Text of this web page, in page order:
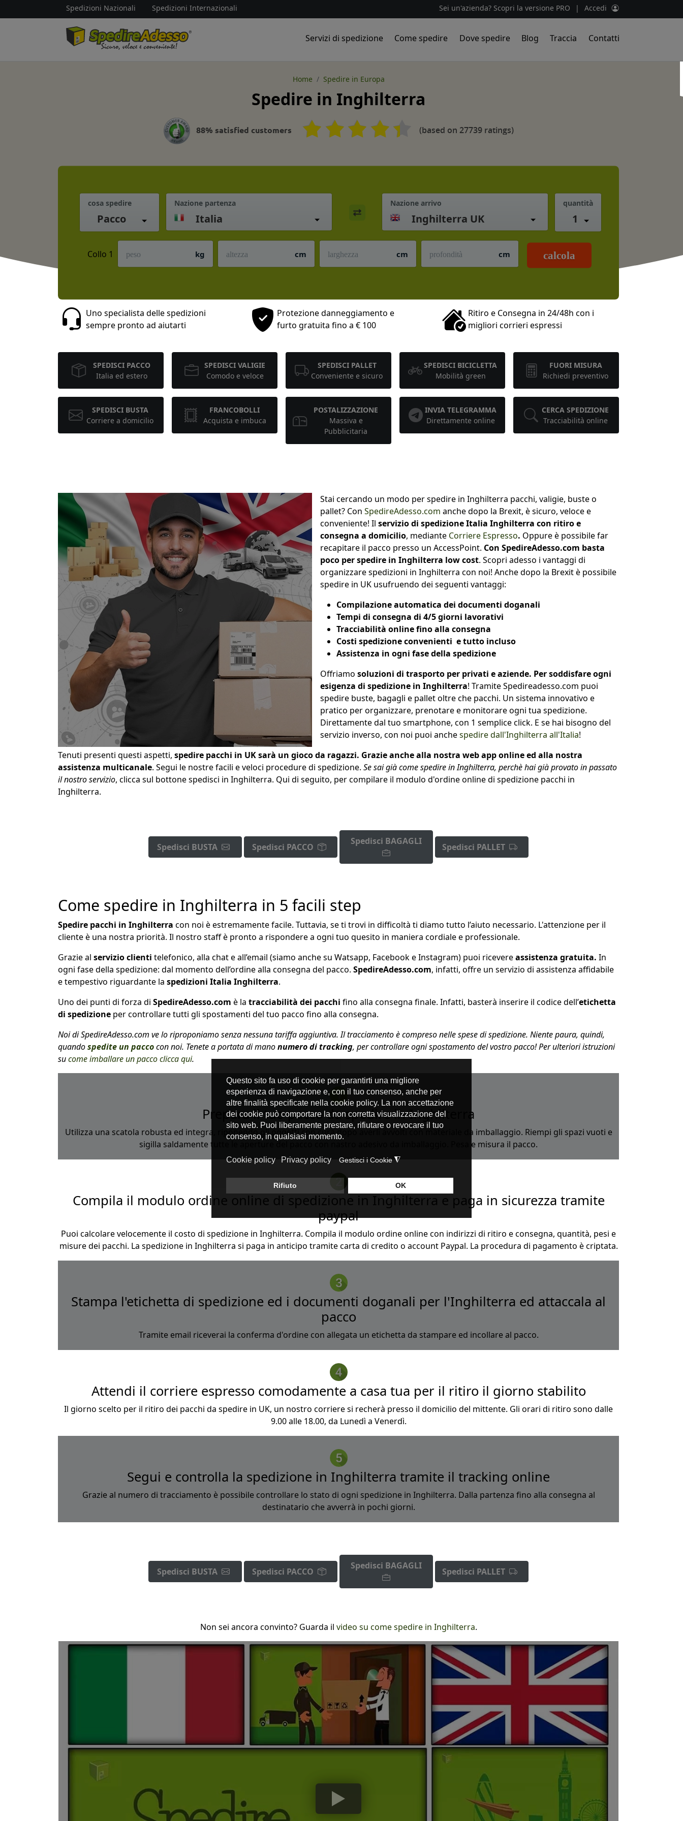
Spedizioni Nazionali Spedizioni Internazionali Sei un'azienda? Scopri la versione PRO | Accedi
Servizi di spedizione Come spedire Dove spedire Blog Traccia Contatti
Home Spedire in Europa
Spedire in Inghilterra
88% satisfied customers (based on 27739 ratings)
cosa spedire
Pacco
Nazione partenza Nazione arrivo quantità
1
Collo 1 kg cm cm cm calcola
Uno specialista delle spedizioni
sempre pronto ad aiutarti
Protezione danneggiamento e
furto gratuita fino a € 100
Ritiro e Consegna in 24/48h con i
migliori corrieri espressi
SPEDISCI PACCO
Italia ed estero
SPEDISCI VALIGIE
Comodo e veloce
SPEDISCI PALLET
Conveniente e sicuro
SPEDISCI BICICLETTA
Mobilità green
FUORI MISURA
Richiedi preventivo
SPEDISCI BUSTA
Corriere a domicilio
FRANCOBOLLI
Acquista e imbuca
POSTALIZZAZIONE
Massiva e
Pubblicitaria
INVIA TELEGRAMMA
Direttamente online
CERCA SPEDIZIONE
Tracciabilità online
Stai cercando un modo per spedire in Inghilterra pacchi, valigie, buste o
pallet? Con SpedireAdesso.com anche dopo la Brexit, è sicuro, veloce e
conveniente! Il servizio di spedizione Italia Inghilterra con ritiro e
consegna a domicilio, mediante Corriere Espresso. Oppure è possibile far
recapitare il pacco presso un AccessPoint. Con SpedireAdesso.com basta
poco per spedire in Inghilterra low cost. Scopri adesso i vantaggi di
organizzare spedizioni in Inghilterra con noi! Anche dopo la Brexit è possibile
spedire in UK usufruendo dei seguenti vantaggi:
Compilazione automatica dei documenti doganali
Tempi di consegna di 4/5 giorni lavorativi
Tracciabilità online fino alla consegna
Costi spedizione convenienti e tutto incluso
Assistenza in ogni fase della spedizione
Offriamo soluzioni di trasporto per privati e aziende. Per soddisfare ogni
esigenza di spedizione in Inghilterra! Tramite Spedireadesso.com puoi
spedire buste, bagagli e pallet oltre che pacchi. Un sistema innovativo e
pratico per organizzare, prenotare e monitorare ogni tua spedizione.
Direttamente dal tuo smartphone, con 1 semplice click. E se hai bisogno del
servizio inverso, con noi puoi anchespedire dall'Inghilterra all'Italia!
Tenuti presenti questi aspetti, spedire pacchi in UK sarà un gioco da ragazzi. Grazie anche alla nostra web app online ed alla nostra
assistenza multicanale. Segui le nostre facili e veloci procedure di spedizione. Se sai già come spedire in Inghilterra, perchè hai già provato in passato
il nostro servizio, clicca sul bottone spedisci in Inghilterra. Qui di seguito, per compilare il modulo d'ordine online di spedizione pacchi in
Inghilterra.
Spedisci BUSTA Spedisci PACCO
Spedisci BAGAGLI
Spedisci PALLET
Come spedire in Inghilterra in 5 facili step
Spedire pacchi in Inghilterra con noi è estremamente facile. Tuttavia, se ti trovi in difficoltà ti diamo tutto l’aiuto necessario. L'attenzione per il
cliente è una nostra priorità. Il nostro staff è pronto a rispondere a ogni tuo quesito in maniera cordiale e professionale.
Grazie al servizio clienti telefonico, alla chat e all’email (siamo anche su Watsapp, Facebook e Instagram) puoi ricevereassistenza gratuita. In
ogni fase della spedizione: dal momento dell’ordine alla consegna del pacco. SpedireAdesso.com, infatti, offre un servizio di assistenza affidabile
e tempestivo riguardante la spedizioni Italia Inghilterra.
Uno dei punti di forza di SpedireAdesso.com è la tracciabilità dei pacchi fino alla consegna finale. Infatti, basterà inserire il codice dell’etichetta
di spedizione per controllare tutti gli spostamenti del tuo pacco fino alla consegna.
Noi di SpedireAdesso.com ve lo riproponiamo senza nessuna tariffa aggiuntiva. Il tracciamento è compreso nelle spese di spedizione. Niente paura, quindi,
quandospedite un paccocon noi. Tenete a portata di manonumero di tracking, per controllare ogni spostamento del vostro pacco! Per ulteriori istruzioni
sucome imballare un pacco clicca qui.
Prepara il tuo pacco da spedire in Inghilterra
Utilizza una scatola robusta ed integra, riponendo gli oggetti con cura dopo averli avvolti con materiale da imballaggio. Riempi gli spazi vuoti e
sigilla saldamente tutte le aperture del pacco con nastro adesivo da imballaggio. Pesa e misura il pacco.
Compila il modulo ordine online di spedizione in Inghilterra e paga in sicurezza tramite
paypal
Puoi calcolare velocemente il costo di spedizione in Inghilterra. Compila il modulo ordine online con indirizzi di ritiro e consegna, quantità, pesi e
misure dei pacchi. La spedizione in Inghilterra si paga in anticipo tramite carta di credito o account Paypal. La procedura di pagamento è criptata.
Stampa l'etichetta di spedizione ed i documenti doganali per l'Inghilterra ed attaccala al
pacco
Tramite email riceverai la conferma d'ordine con allegata un etichetta da stampare ed incollare al pacco.
Attendi il corriere espresso comodamente a casa tua per il ritiro il giorno stabilito
Il giorno scelto per il ritiro dei pacchi da spedire in UK, un nostro corriere si recherà presso il domicilio del mittente. Gli orari di ritiro sono dalle
9.00 alle 18.00, da Lunedì a Venerdì.
Segui e controlla la spedizione in Inghilterra tramite il tracking online
Grazie al numero di tracciamento è possibile controllare lo stato di ogni spedizione in Inghilterra. Dalla partenza fino alla consegna al
destinatario che avverrà in pochi giorni.
Spedisci BUSTA Spedisci PACCO
Spedisci BAGAGLI
Spedisci PALLET
Non sei ancora convinto? Guarda il video su come spedire in Inghilterra.